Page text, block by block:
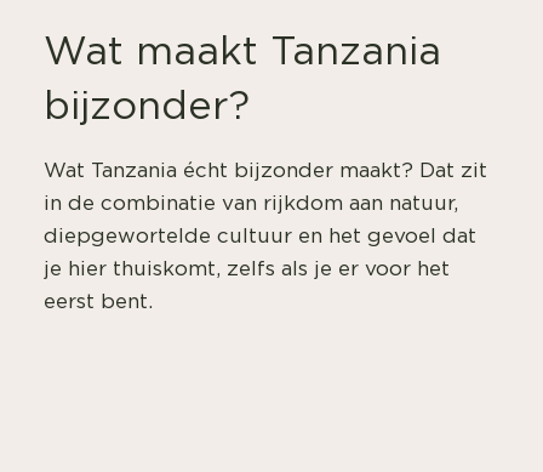
Wat maakt Tanzania
bijzonder?
Wat Tanzania écht bijzonder maakt? Dat zit
in de combinatie van rijkdom aan natuur,
diepgewortelde cultuur en het gevoel dat
je hier thuiskomt, zelfs als je er voor het
eerst bent.